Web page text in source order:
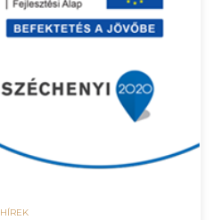
HÍREK